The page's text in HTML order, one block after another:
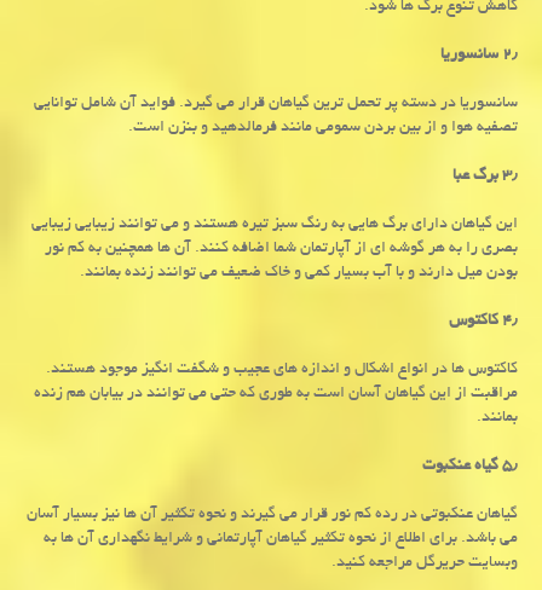
کاهش تنوع برگ ها شود.
۲٫ سانسوریا
سانسوریا در دسته پر تحمل ترین گیاهان قرار می گیرد. فواید آن شامل توانایی
تصفیه هوا و از بین بردن سمومی مانند فرمالدهید و بنزن است.
۳٫ برگ عبا
این گیاهان دارای برگ هایی به رنگ سبز تیره هستند و می توانند زیبایی زیبایی
بصری را به هر گوشه ای از آپارتمان شما اضافه کنند. آن ها همچنین به کم نور
بودن میل دارند و با آب بسیار کمی و خاک ضعیف می توانند زنده بمانند.
۴٫ کاکتوس
کاکتوس ها در انواع اشکال و اندازه های عجیب و شگفت انگیز موجود هستند.
مراقبت از این گیاهان آسان است به طوری که حتی می توانند در بیابان هم زنده
بمانند.
۵٫ گیاه عنکبوت
گیاهان عنکبوتی در رده کم نور قرار می گیرند و نحوه تکثیر آن ها نیز بسیار آسان
می باشد. برای اطلاع از نحوه تکثیر گیاهان آپارتمانی و شرایط نگهداری آن ها به
وبسایت حریرگل مراجعه کنید.